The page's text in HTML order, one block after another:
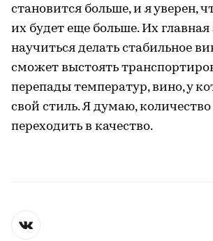
становится больше, и я уверен,
их будет еще больше. Их
научиться делать стабильное
сможет выстоять
перепады температур, вино, у
свой стиль. Я думаю, количество
переходить в качество.